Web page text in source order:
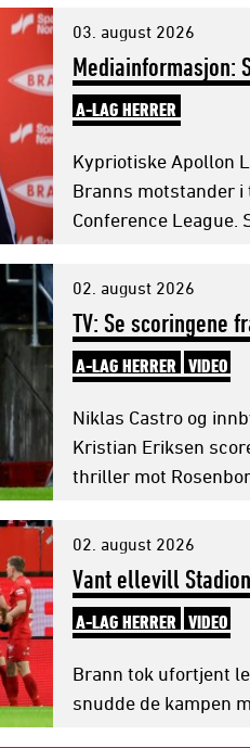
03. august 2026
Mediainformasjon:
A-LAG HERRER
Kypriotiske Apollon
Branns motstander
Conference League.
02. august 2026
TV: Se scoringene
A-LAG HERRER VIDEO
Niklas Castro og
Kristian Eriksen
thriller mot
02. august 2026
Vant ellevill
A-LAG HERRER VIDEO
Brann tok ufortjent
snudde de kampen